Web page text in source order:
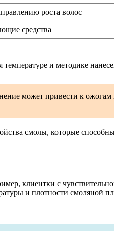
роста волос
средства
температуре и методике
может привести к ожогам
смолы, которые
клиентки с
и плотности смоляной